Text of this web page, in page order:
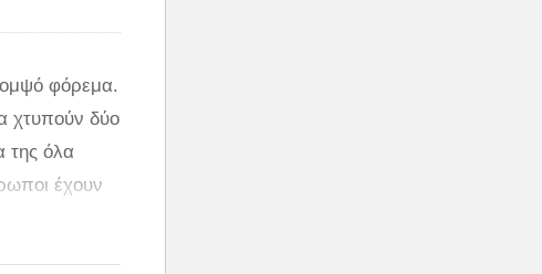
φόρεμα.
χτυπούν δύο
της όλα
έχουν